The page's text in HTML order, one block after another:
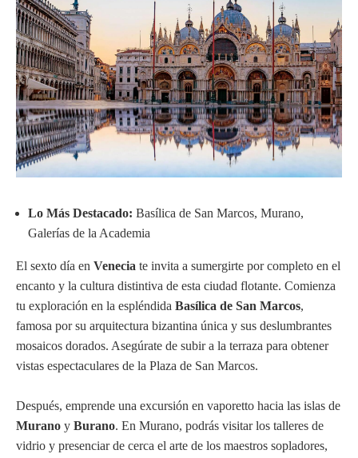
Lo Más Destacado: Basílica de San Marcos, Murano,
Galerías de la Academia
El sexto día en Venecia te invita a sumergirte por completo en el
encanto y la cultura distintiva de esta ciudad flotante. Comienza
tu exploración en la espléndida Basílica de San Marcos,
famosa por su arquitectura bizantina única y sus deslumbrantes
mosaicos dorados. Asegúrate de subir a la terraza para obtener
vistas espectaculares de la Plaza de San Marcos.
Después, emprende una excursión en vaporetto hacia las islas de
Murano y Burano. En Murano, podrás visitar los talleres de
vidrio y presenciar de cerca el arte de los maestros sopladores,